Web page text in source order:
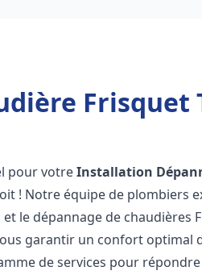
Frisquet
pour votreInstallation
! Notre équipe de plombiers
le dépannage de chaudières
garantir un confort optimal
de services pour